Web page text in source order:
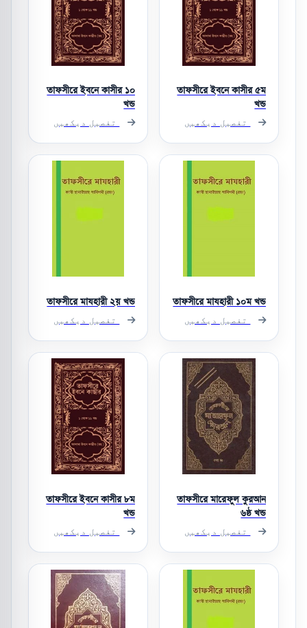
তাফসীরে ইবনে কাসীর ৫ম
খন্ড
تفصیل دیکھیں
তাফসীরে ইবনে কাসীর ১০
খন্ড
تفصیل دیکھیں
তাফসীরে মাযহারী ১০ম খন্ড
تفصیل دیکھیں
তাফসীরে মাযহারী ২য় খন্ড
تفصیل دیکھیں
তাফসীরে মারেফুল কুরআন
৬ষ্ঠ খন্ড
تفصیل دیکھیں
তাফসীরে ইবনে কাসীর ৮ম
খন্ড
تفصیل دیکھیں